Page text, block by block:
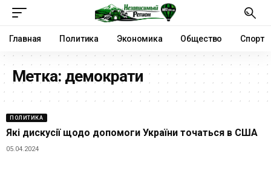
Главная Политика Экономика Общество Спорт
Метка: демократи
ПОЛИТИКА
Які дискусії щодо допомоги України точаться в США
05.04.2024